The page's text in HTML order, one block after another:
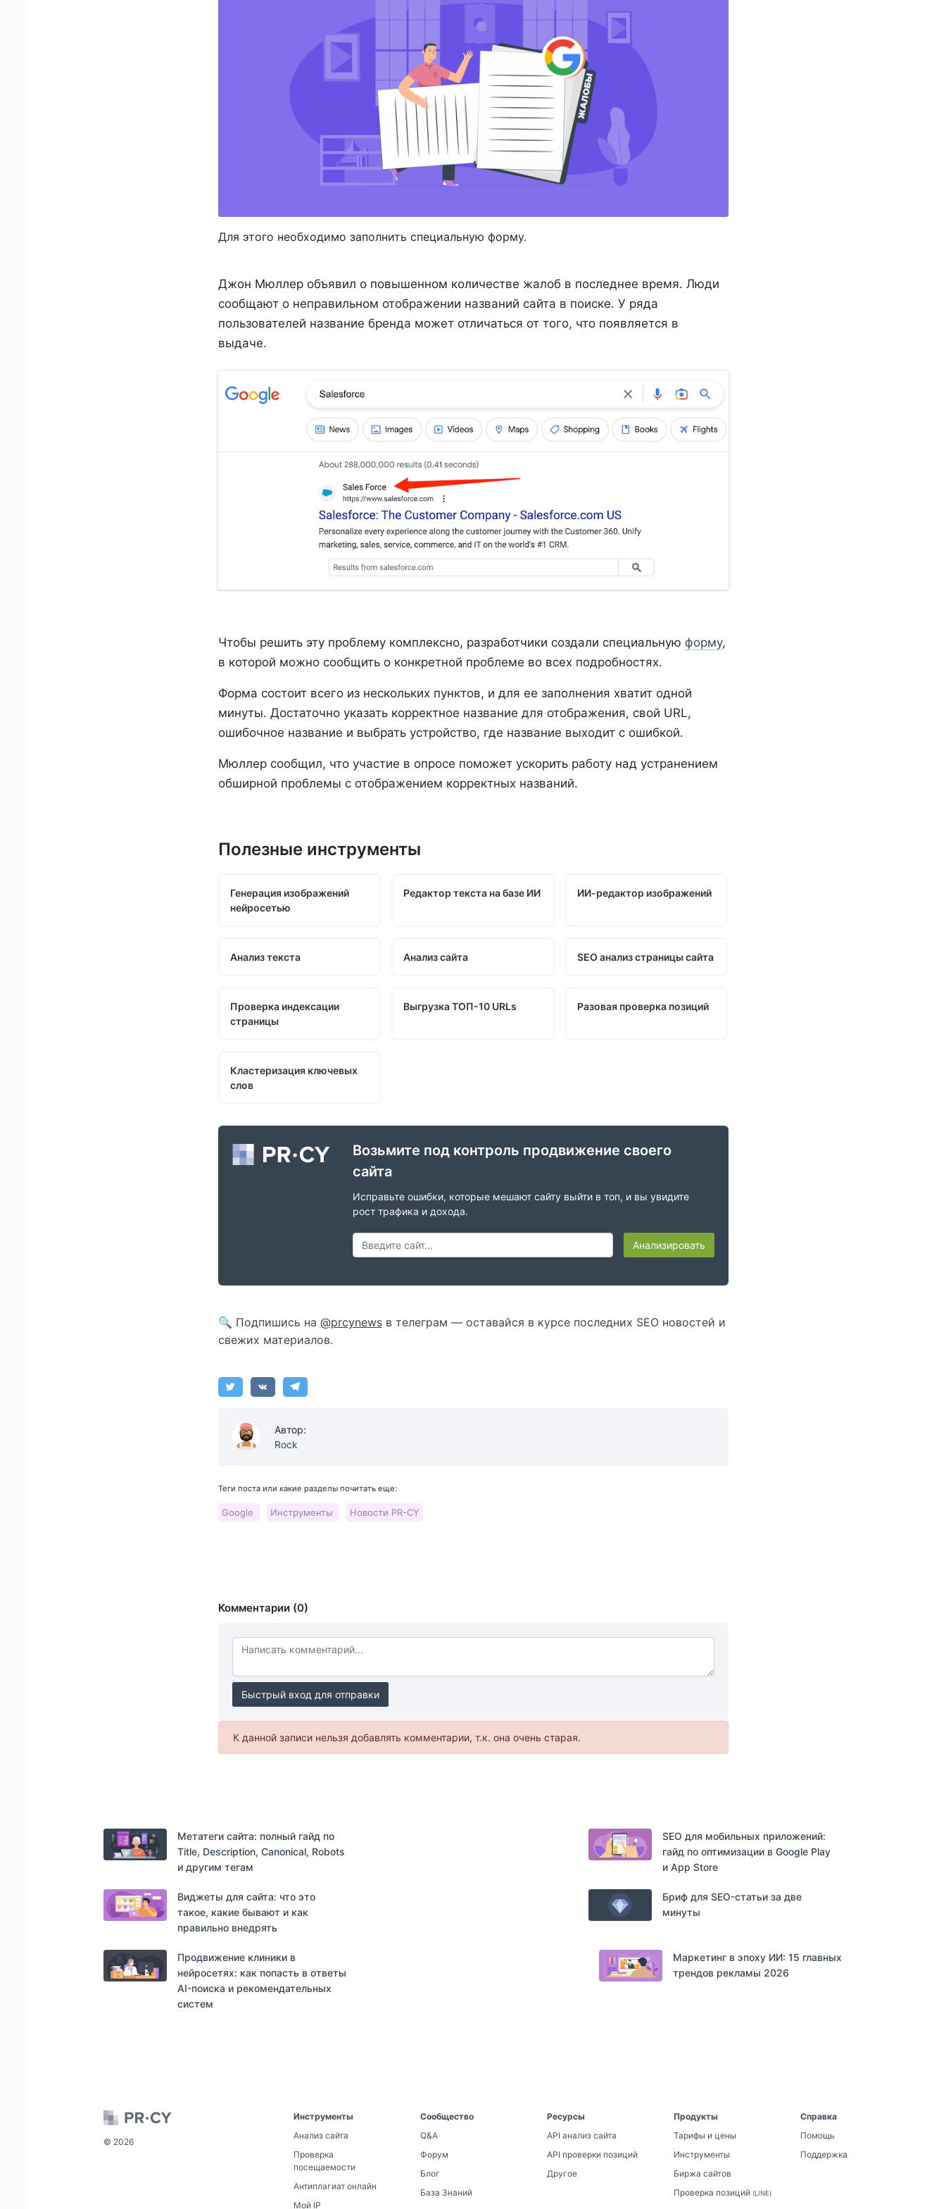
Для этого необходимо заполнить специальную форму.
Джон Мюллер объявил о повышенном количестве жалоб в последнее время. Люди
сообщают о неправильном отображении названий сайта в поиске. У ряда
пользователей название бренда может отличаться от того, что появляется в
выдаче.
Чтобы решить эту проблему комплексно, разработчики создали специальную форму,
в которой можно сообщить о конкретной проблеме во всех подробностях.
Форма состоит всего из нескольких пунктов, и для ее заполнения хватит одной
минуты. Достаточно указать корректное название для отображения, свой URL,
ошибочное название и выбрать устройство, где название выходит с ошибкой.
Мюллер сообщил, что участие в опросе поможет ускорить работу над устранением
обширной проблемы с отображением корректных названий.
Полезные инструменты
Генерация изображений
нейросетью
Редактор текста на базе ИИ ИИ-редактор изображений
Анализ текста Анализ сайта SEO анализ страницы сайта
Проверка индексации
страницы
Выгрузка ТОП-10 URLs Разовая проверка позиций
Кластеризация ключевых
слов
Возьмите под контроль продвижение своего
сайта
Исправьте ошибки, которые мешают сайту выйти в топ, и вы увидите
рост трафика и дохода.
Анализировать
🔍 Подпишись на @prcynewsв телеграм — оставайся в курсе последних SEO новостей и
свежих материалов.
Автор:
Rock
Теги поста или какие разделы почитать еще:
Google Инструменты Новости PR-CY
Комментарии (0)
Быстрый вход для отправки
К данной записи нельзя добавлять комментарии, т.к. она очень старая.
Метатеги сайта: полный гайд по
Title, Description, Canonical, Robots
и другим тегам
SEO для мобильных приложений:
гайд по оптимизации в Google Play
и App Store
Виджеты для сайта: что это
такое, какие бывают и как
правильно внедрять
Бриф для SEO-статьи за две
минуты
Продвижение клиники в
нейросетях: как попасть в ответы
AI-поиска и рекомендательных
систем
Маркетинг в эпоху ИИ: 15 главных
трендов рекламы 2026
© 2026
Инструменты
Анализ сайта
Проверка
посещаемости
Антиплагиат онлайн
Мой IP
Сообщество
Q&A
Форум
Блог
База Знаний
Ресурсы
API анализ сайта
API проверки позиций
Другое
Продукты
Тарифы и цены
Инструменты
Биржа сайтов
Проверка позиций (LINE)
Справка
Помощь
Поддержка